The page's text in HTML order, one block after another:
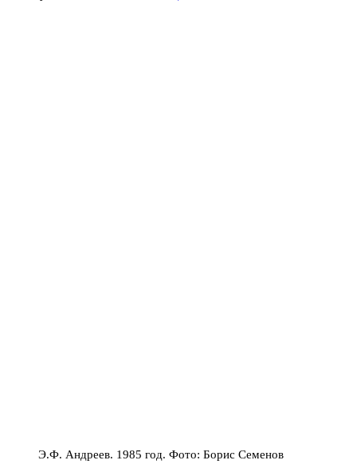
Э.Ф. Андреев. 1985 год. Фото: Борис Семенов